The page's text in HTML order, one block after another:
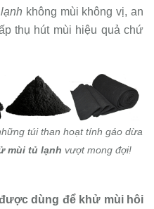
không mùi không vị, an
thụ hút mùi hiệu quả chứ
túi than hoạt tính gáo dừa
mùi tủ lạnh vượt mong đợi!
dùng để khử mùi hôi